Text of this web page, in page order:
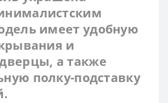
имеет удобную
и
а также
полку-подставку